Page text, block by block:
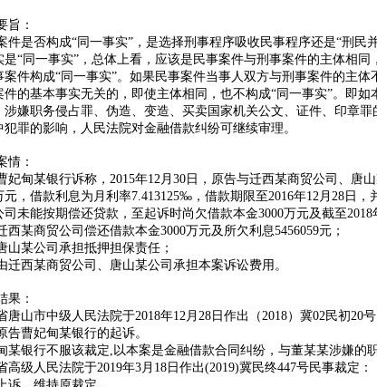
旨：
件是否构成“同一事实”，是选择刑事程序吸收民事程序还是“刑
是“同一事实”，总体上看，应该是民事案件与刑事案件的主体相
案件构成“同一事实”。如果民事案件当事人双方与刑事案件的主
件的基本事实无关的，即使主体相同，也不构成“同一事实”。即
涉嫌职务侵占罪、伪造、变造、买卖国家机关公文、证件、印章
犯罪的影响，人民法院对金融借款纠纷可继续审理。
情：
妃甸某银行诉称，2015年12月30日，原告与迁西某商贸公司、唐
元，借款利息为月利率7.413125‰，借款期限至2016年12月28日
未能按期偿还贷款，至起诉时尚欠借款本金3000万元及截至2018
西某商贸公司偿还借款本金3000万元及所欠利息5456059元；
山某公司承担抵押担保责任；
迁西某商贸公司、唐山某公司承担本案诉讼费用。
果：
唐山市中级人民法院于2018年12月28日作出（2018）冀02民初20号
告曹妃甸某银行的起诉。
某银行不服该裁定,以本案是金融借款合同纠纷，与董某某涉嫌的
高级人民法院于2019年3月18日作出(2019)冀民终447号民事裁定：